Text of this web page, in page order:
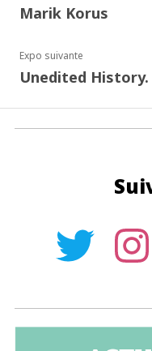
Marik Korus
Expo suivante
Unedited History.